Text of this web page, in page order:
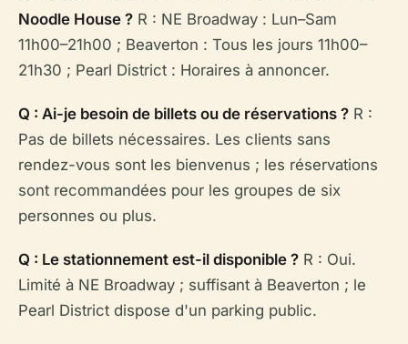
Noodle House ? R : NE Broadway : Lun–Sam
11h00–21h00 ; Beaverton : Tous les jours 11h00–
21h30 ; Pearl District : Horaires à annoncer.
Q : Ai-je besoin de billets ou de réservations ? R :
Pas de billets nécessaires. Les clients sans
rendez-vous sont les bienvenus ; les réservations
sont recommandées pour les groupes de six
personnes ou plus.
Q : Le stationnement est-il disponible ? R : Oui.
Limité à NE Broadway ; suffisant à Beaverton ; le
Pearl District dispose d'un parking public.